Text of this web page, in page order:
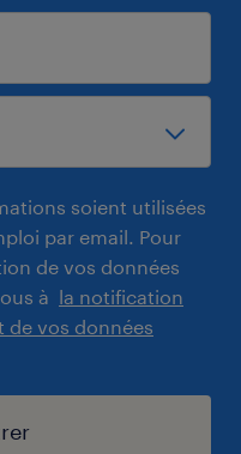
soient utilisées
par email. Pour
de vos données
à la notification
vos données